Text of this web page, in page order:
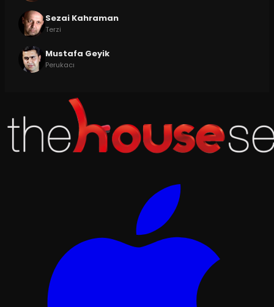
Sezai Kahraman
Terzi
Mustafa Geyik
Perukacı